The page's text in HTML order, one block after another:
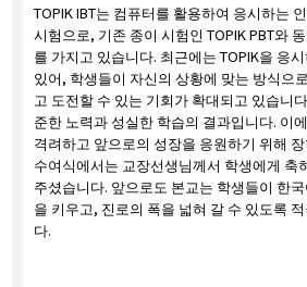
TOPIK IBT는 컴퓨터를 활용하여 응시하는
시험으로, 기존 종이 시험인 TOPIK PBT와
를 가지고 있습니다. 최근에는 TOPIK을 응
있어, 학생들이 자신의 상황에 맞는 방식으
고 도전할 수 있는 기회가 확대되고 있습니
준한 노력과 성실한 학습의 결과입니다. 이
격려하고 앞으로의 성장을 응원하기 위해
수여식에서는 교장선생님께서 학생에게 축
주셨습니다. 앞으로도 본교는 학생들이 한
을 키우고, 진로의 폭을 넓혀 갈 수 있도록
다.